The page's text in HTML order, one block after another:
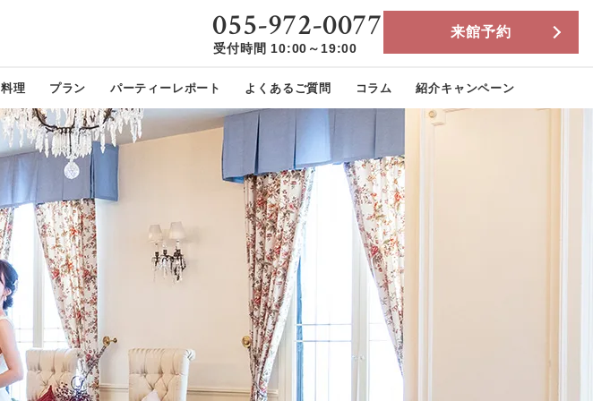
055-972-0077
受付時間 10:00～19:00
来館予約
料理 プラン パーティーレポート よくあるご質問 コラム 紹介キャンペーン